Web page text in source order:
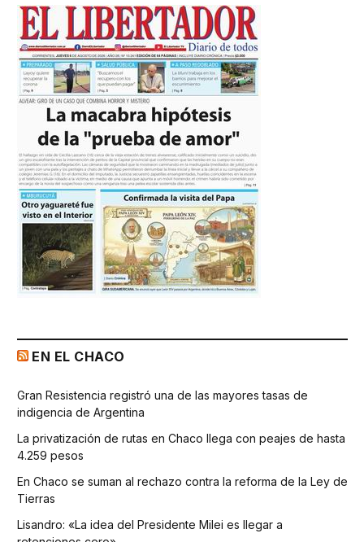
EN EL CHACO
Gran Resistencia registró una de las mayores tasas de
indigencia de Argentina
La privatización de rutas en Chaco llega con peajes de hasta
4.259 pesos
En Chaco se suman al rechazo contra la reforma de la Ley de
Tierras
Lisandro: «La idea del Presidente Milei es llegar a